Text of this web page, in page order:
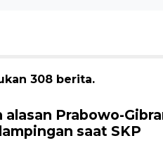
308 berita.
alasan Prabowo-
saat SKP